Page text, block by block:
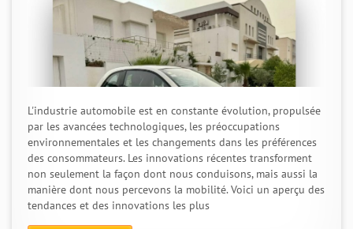
L'industrie automobile est en constante évolution, propulsée
par les avancées technologiques, les préoccupations
environnementales et les changements dans les préférences
des consommateurs. Les innovations récentes transforment
non seulement la façon dont nous conduisons, mais aussi la
manière dont nous percevons la mobilité. Voici un aperçu des
tendances et des innovations les plus